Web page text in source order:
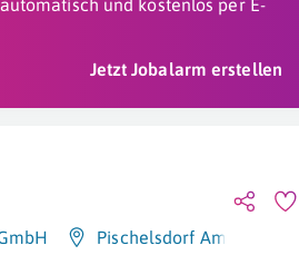
und kostenlos per E-
Jetzt Jobalarm erstellen
Pischelsdorf Am Kulm